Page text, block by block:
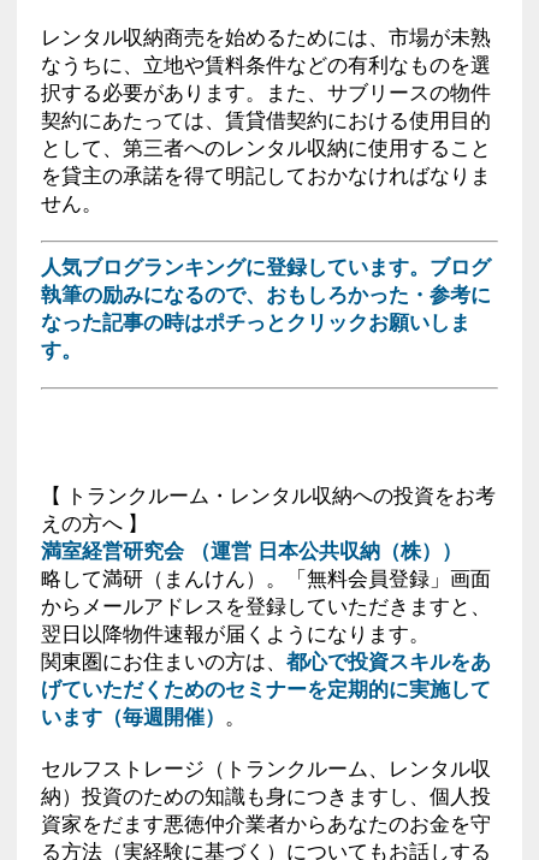
レンタル収納商売を始めるためには、市場が未熟
なうちに、立地や賃料条件などの有利なものを選
択する必要があります。また、サブリースの物件
契約にあたっては、賃貸借契約における使用目的
として、第三者へのレンタル収納に使用すること
を貸主の承諾を得て明記しておかなければなりま
せん。
人気ブログランキングに登録しています。ブログ
執筆の励みになるので、おもしろかった・参考に
なった記事の時はポチっとクリックお願いしま
す。
【 トランクルーム・レンタル収納への投資をお考
えの方へ 】
満室経営研究会 （運営 日本公共収納（株））
略して満研（まんけん）。「無料会員登録」画面
からメールアドレスを登録していただきますと、
翌日以降物件速報が届くようになります。
関東圏にお住まいの方は、 都心で投資スキルをあ
げていただくためのセミナーを定期的に実施して
います（毎週開催） 。
セルフストレージ（トランクルーム、レンタル収
納）投資のための知識も身につきますし、個人投
資家をだます悪徳仲介業者からあなたのお金を守
る方法（実経験に基づく）についてもお話しする